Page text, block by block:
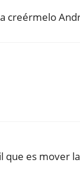
creérmelo
que es mover